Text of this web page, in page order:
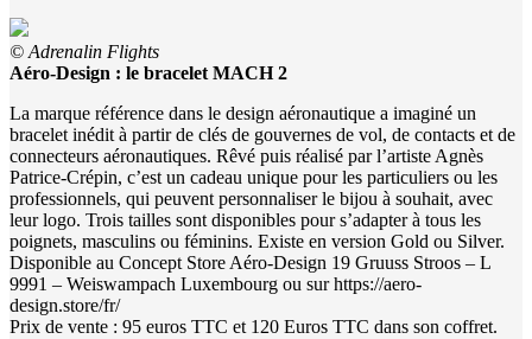
© Adrenalin Flights
Aéro-Design : le bracelet MACH 2
La marque référence dans le design aéronautique a imaginé un
bracelet inédit à partir de clés de gouvernes de vol, de contacts et de
connecteurs aéronautiques. Rêvé puis réalisé par l’artiste Agnès
Patrice-Crépin, c’est un cadeau unique pour les particuliers ou les
professionnels, qui peuvent personnaliser le bijou à souhait, avec
leur logo. Trois tailles sont disponibles pour s’adapter à tous les
poignets, masculins ou féminins. Existe en version Gold ou Silver.
Disponible au Concept Store Aéro-Design 19 Gruuss Stroos – L
9991 – Weiswampach Luxembourg ou sur https://aero-
design.store/fr/
Prix de vente : 95 euros TTC et 120 Euros TTC dans son coffret.